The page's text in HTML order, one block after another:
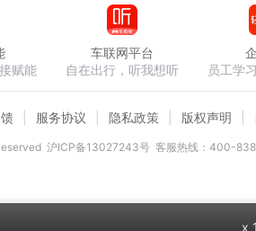
x
赋能
车联网平台
自在出行，听我想听
员工学
服务协议 隐私政策 版权声明
沪ICP备13027243号 客服热线：400-